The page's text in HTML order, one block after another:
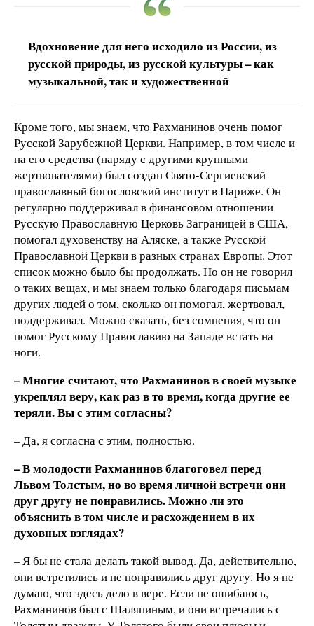
Вдохновение для него исходило из России, из
русской природы, из русской культуры – как
музыкальной, так и художественной
Кроме того, мы знаем, что Рахманинов очень помог
Русской Зарубежной Церкви. Например, в том числе и
на его средства (наряду с другими крупными
жертвователями) был создан Свято-Сергиевский
православный богословский институт в Париже. Он
регулярно поддерживал в финансовом отношении
Русскую Православную Церковь Заграницей в США,
помогал духовенству на Аляске, а также Русской
Православной Церкви в разных странах Европы. Этот
список можно было бы продолжать. Но он не говорил
о таких вещах, и мы знаем только благодаря письмам
других людей о том, сколько он помогал, жертвовал,
поддерживал. Можно сказать, без сомнения, что он
помог Русскому Православию на Западе встать на
ноги.
– Многие считают, что Рахманинов в своей музыке
укреплял веру, как раз в то время, когда другие ее
теряли. Вы с этим согласны?
– Да, я согласна с этим, полностью.
– В молодости Рахманинов благоговел перед
Львом Толстым, но во время личной встречи они
друг другу не понравились. Можно ли это
объяснить в том числе и расхождением в их
духовных взглядах?
– Я бы не стала делать такой вывод. Да, действительно,
они встретились и не понравились друг другу. Но я не
думаю, что здесь дело в вере. Если не ошибаюсь,
Рахманинов был с Шаляпиным, и они встречались с